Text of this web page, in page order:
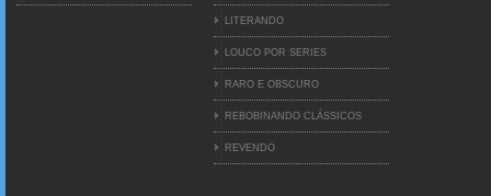
LITERANDO
LOUCO POR SERIES
RARO E OBSCURO
REBOBINANDO CLÁSSICOS
REVENDO